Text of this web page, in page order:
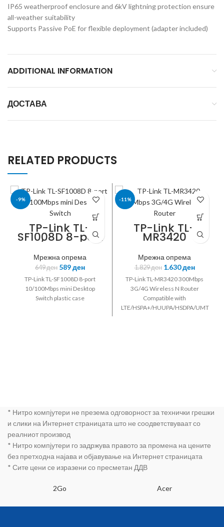
IP65 weatherproof enclosure and 6kV lightning protection ensure
all-weather suitability
Supports Passive PoE for flexible deployment (adapter included)
ADDITIONAL INFORMATION
ДОСТАВА
RELATED PRODUCTS
-9%
TP-Link TL-
SF1008D 8-port
10/100Mbps
mini Desktop
Switch
Мрежна опрема
649ден 589ден
TP-Link TL-SF1008D 8-port
10/100Mbps mini Desktop
Switch plastic case
-11%
TP-Link TL-
MR3420
300Mbps
3G/4G Wireless
N Router
Мрежна опрема
1.829ден 1.630ден
TP-Link TL-MR3420 300Mbps
3G/4G Wireless N Router
Compatible with
LTE/HSPA+/HUUPA/HSDPA/UMTS/
* Нитро компјутери не презема одговорност за технички грешки
и слики на Интернет страницата што не соодветствуваат со
реалниот производ
* Нитро компјутери го задржува правото за промена на цените
без претходна најава и објавување на Интернет страницата
* Сите цени се изразени со пресметан ДДВ
2Go Acer